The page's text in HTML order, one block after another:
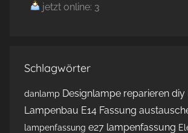
jetzt online: 3
Schlagwörter
danlamp Designlampe reparieren diy
Lampenbau E14 Fassung
lampenfassung e27 lampenfassung